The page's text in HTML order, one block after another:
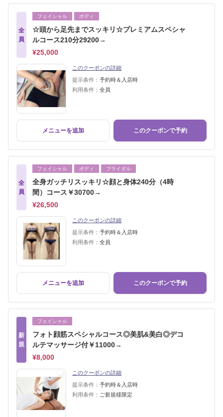
全
員
フェイシャル ボディ
☆頭から足先までスッキリ☆プレミアムスペシャ
ルコース210分29200→
¥25,000
このクーポンの詳細
提示条件： 予約時＆入店時
利用条件： 全員
メニューを追加 このクーポンで予約
全
員
フェイシャル ボディ ブライダル
全身ガッチリスッキリ☆顔と身体240分（4時
間）コース￥30700→
¥26,500
このクーポンの詳細
提示条件： 予約時＆入店時
利用条件： 全員
メニューを追加 このクーポンで予約
新
規
フェイシャル
フォト顔筋スペシャルコース◎美肌&美白◎デコ
ルテマッサージ付￥11000→
¥8,000
このクーポンの詳細
提示条件： 予約時＆入店時
利用条件： ご新規様限定